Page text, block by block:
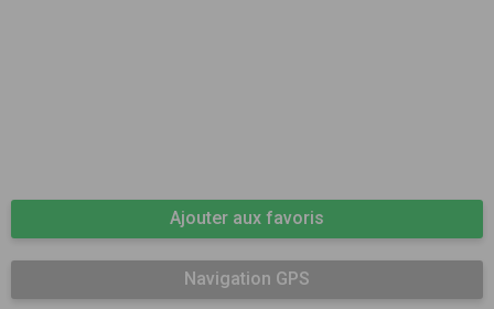
Ajouter aux favoris
Navigation GPS